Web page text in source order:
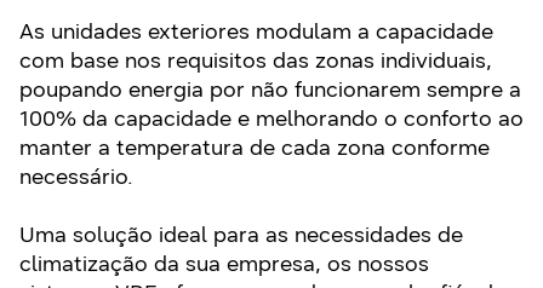
As unidades exteriores modulam a capacidade
com base nos requisitos das zonas individuais,
poupando energia por não funcionarem sempre a
100% da capacidade e melhorando o conforto ao
manter a temperatura de cada zona conforme
necessário.
Uma solução ideal para as necessidades de
climatização da sua empresa, os nossos